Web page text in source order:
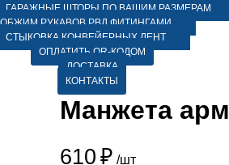
ГАРАЖНЫЕ ШТОРЫ ПО ВАШИМ РАЗМЕРАМ
ОБЖИМ РУКАВОВ РВД ФИТИНГАМИ
СТЫКОВКА КОНВЕЙЕРНЫХ ЛЕНТ
ОПЛАТИТЬ QR-КОДОМ
ДОСТАВКА
КОНТАКТЫ
Манжета
610 ₽ /шт